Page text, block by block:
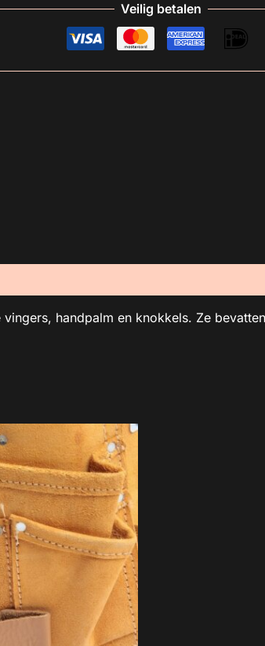
Veilig betalen
handpalm en knokkels. Ze